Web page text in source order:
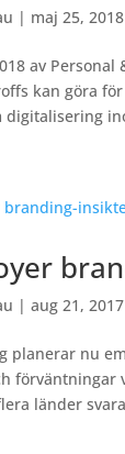
| maj 25, 2018
av
kan göra
|aug 21, 2017
planerar nu
förväntningar
länder